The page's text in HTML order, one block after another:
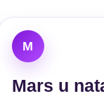
M
Mars u